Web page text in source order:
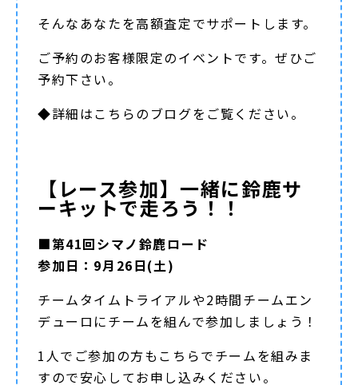
そんなあなたを高額査定でサポートします。
ご予約のお客様限定のイベントです。ぜひご
予約下さい。
◆詳細はこちらのブログをご覧ください。
【レース参加】一緒に鈴鹿サ
ーキットで走ろう！！
■第41回シマノ鈴鹿ロード
参加日：9月26日(土)
チームタイムトライアルや2時間チームエン
デューロにチームを組んで参加しましょう！
1人でご参加の方もこちらでチームを組みま
すので安心してお申し込みください。